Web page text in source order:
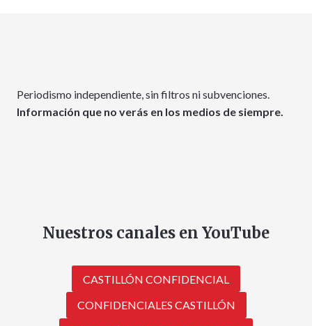
Periodismo independiente, sin filtros ni subvenciones.
Información que no verás en los medios de siempre.
Nuestros canales en YouTube
CASTILLÓN CONFIDENCIAL
CONFIDENCIALES CASTILLÓN